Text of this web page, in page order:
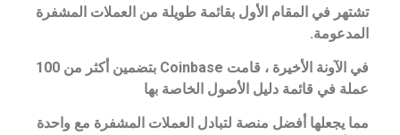
تشتهر في المقام الأول بقائمة طويلة من العملات المشفرة
المدعومة.
في الآونة الأخيرة ، قامت Coinbase بتضمين أكثر من 100
عملة في قائمة دليل الأصول الخاصة بها
مما يجعلها أفضل منصة لتبادل العملات المشفرة مع واحدة